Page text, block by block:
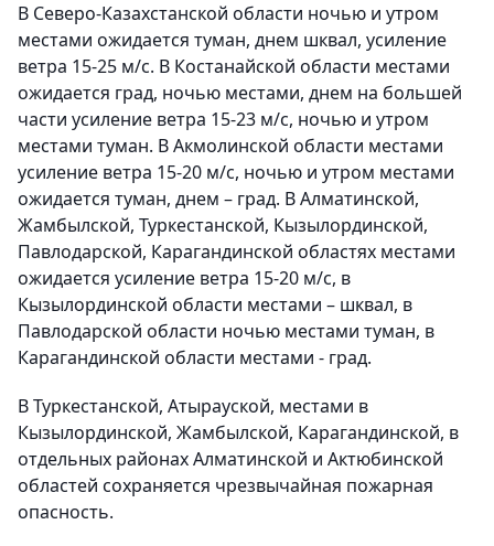
В Северо-Казахстанской области ночью и утром
местами ожидается туман, днем шквал, усиление
ветра 15-25 м/с. В Костанайской области местами
ожидается град, ночью местами, днем на большей
части усиление ветра 15-23 м/с, ночью и утром
местами туман. В Акмолинской области местами
усиление ветра 15-20 м/с, ночью и утром местами
ожидается туман, днем – град. В Алматинской,
Жамбылской, Туркестанской, Кызылординской,
Павлодарской, Карагандинской областях местами
ожидается усиление ветра 15-20 м/с, в
Кызылординской области местами – шквал, в
Павлодарской области ночью местами туман, в
Карагандинской области местами - град.
В Туркестанской, Атырауской, местами в
Кызылординской, Жамбылской, Карагандинской, в
отдельных районах Алматинской и Актюбинской
областей сохраняется чрезвычайная пожарная
опасность.